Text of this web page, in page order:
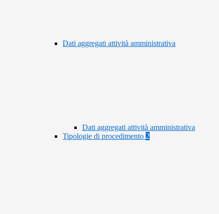
Dati aggregati attività amministrativa
Dati aggregati attività amministrativa
Tipologie di procedimento 2